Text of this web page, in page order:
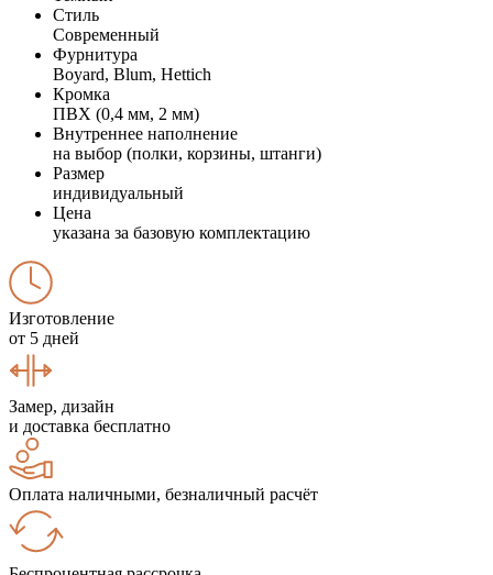
Стиль
Современный
Фурнитура
Boyard, Blum, Hettich
Кромка
ПВХ (0,4 мм, 2 мм)
Внутреннее наполнение
на выбор (полки, корзины, штанги)
Размер
индивидуальный
Цена
указана за базовую комплектацию
Изготовление
от 5 дней
Замер, дизайн
и доставка бесплатно
Оплата наличными, безналичный расчёт